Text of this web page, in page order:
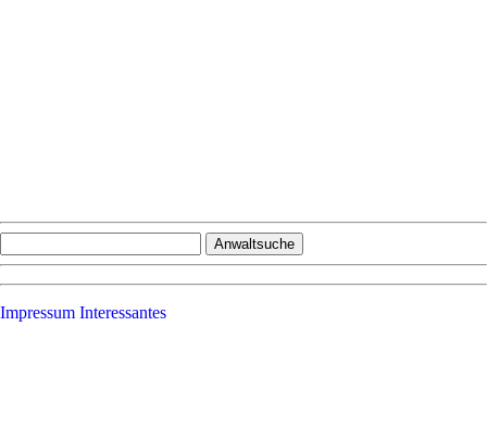
Impressum Interessantes